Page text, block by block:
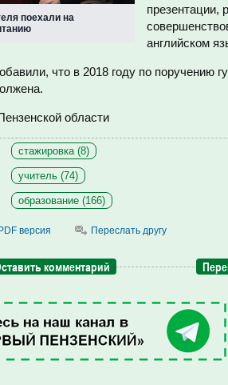
поехали на
презентации,
английском
что в 2018 году по поручению
области
стажировка (8)
учитель (74)
образование (166)
PDF версия Переслать другу
комментарий